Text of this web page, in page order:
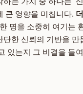
큰 영향을 미칩니다.
명을 소중히 여기는
한 신뢰의 기반을
있는지 그 비결을 들